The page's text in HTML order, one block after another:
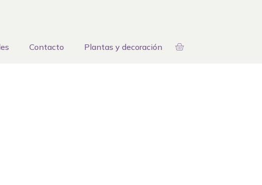
Contacto Plantas y decoración